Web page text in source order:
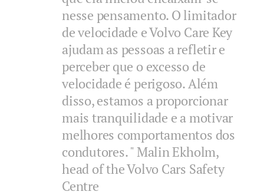
nesse pensamento. O limitador
de velocidade e Volvo Care Key
ajudam as pessoas a refletir e
perceber que o excesso de
velocidade é perigoso. Além
disso, estamos a proporcionar
mais tranquilidade e a motivar
melhores comportamentos dos
condutores. " Malin Ekholm,
head of the Volvo Cars Safety
Centre